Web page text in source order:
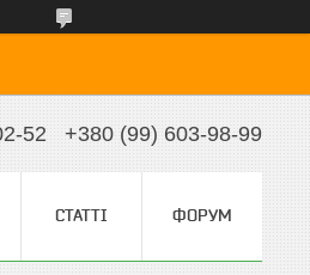
52 +380 (99) 603-98-99
СТАТТІ ФОРУМ